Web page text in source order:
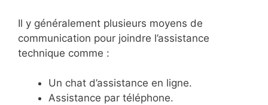
Il y généralement plusieurs moyens de
communication pour joindre l’assistance
technique comme :
Un chat d’assistance en ligne.
Assistance par téléphone.